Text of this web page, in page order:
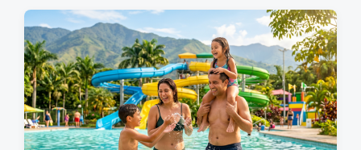
a
p
u
b
l
i
c
a
l
i
c
a
d
a
e
n